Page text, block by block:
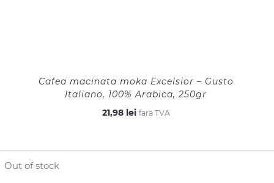
Cafea macinata moka Excelsior – Gusto
Italiano, 100% Arabica, 250gr
21,98 lei fara TVA
Out of stock